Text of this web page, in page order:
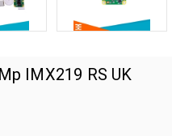
IMX219 RS UK